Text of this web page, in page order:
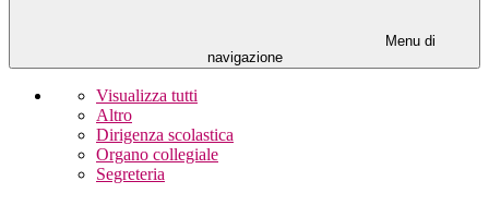
Menu di
navigazione
Visualizza tutti
Altro
Dirigenza scolastica
Organo collegiale
Segreteria